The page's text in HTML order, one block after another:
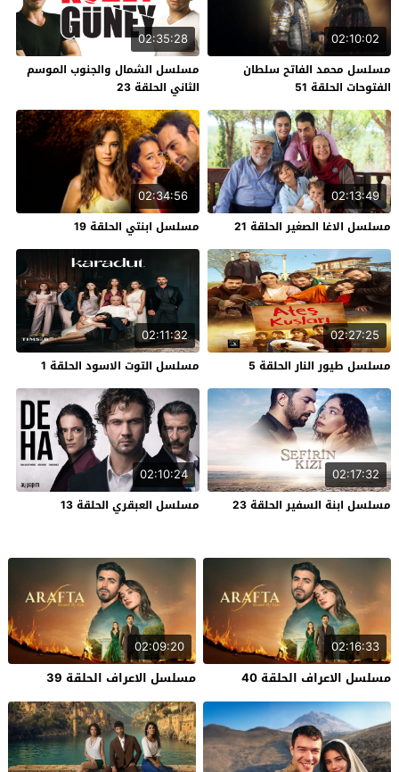
02:10:02
مسلسل محمد الفاتح سلطان
الفتوحات الحلقة 51
02:35:28
مسلسل الشمال والجنوب الموسم
الثاني الحلقة 23
02:13:49
مسلسل الاغا الصغير الحلقة 21
02:34:56
مسلسل ابنتي الحلقة 19
02:27:25
مسلسل طيور النار الحلقة 5
02:11:32
مسلسل التوت الاسود الحلقة 1
02:17:32
مسلسل ابنة السفير الحلقة 23
02:10:24
مسلسل العبقري الحلقة 13
02:16:33
مسلسل الاعراف الحلقة 40
02:09:20
مسلسل الاعراف الحلقة 39